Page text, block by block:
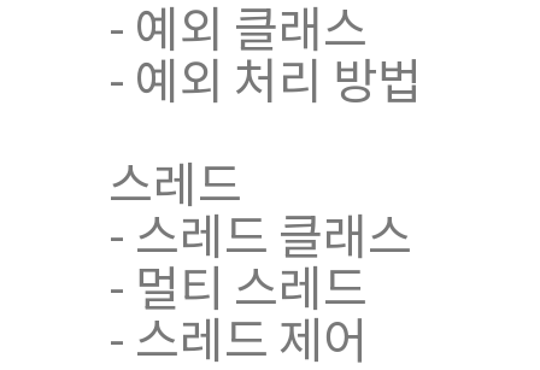
- 예외 클래스
- 예외 처리 방법
스레드
- 스레드 클래스
- 멀티 스레드
- 스레드 제어